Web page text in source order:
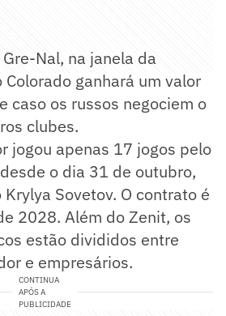
Nal, na janela da
ganhará um valor
caso os russos negociem o
clubes.
jogou apenas 17 jogos pelo
o dia 31 de outubro,
Sovetov. O contrato é
2028. Além do Zenit, os
estão divididos entre
e empresários.
CONTINUA
APÓS A
PUBLICIDADE